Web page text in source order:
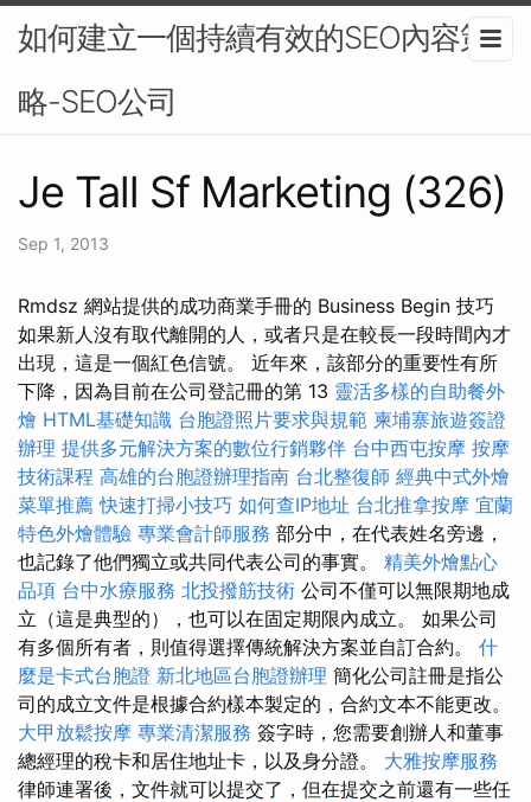
如何建立一個持續有效的SEO內容策
略-SEO公司
Je Tall Sf Marketing (326)
Sep 1, 2013
Rmdsz 網站提供的成功商業手冊的 Business Begin 技巧
如果新人沒有取代離開的人，或者只是在較長一段時間內才
出現，這是一個紅色信號。 近年來，該部分的重要性有所
下降，因為目前在公司登記冊的第 13 靈活多樣的自助餐外
燴 HTML基礎知識 台胞證照片要求與規範 柬埔寨旅遊簽證
辦理 提供多元解決方案的數位行銷夥伴 台中西屯按摩 按摩
技術課程 高雄的台胞證辦理指南 台北整復師 經典中式外燴
菜單推薦 快速打掃小技巧 如何查IP地址 台北推拿按摩 宜蘭
特色外燴體驗 專業會計師服務 部分中，在代表姓名旁邊，
也記錄了他們獨立或共同代表公司的事實。 精美外燴點心
品項 台中水療服務 北投撥筋技術 公司不僅可以無限期地成
立（這是典型的），也可以在固定期限內成立。 如果公司
有多個所有者，則值得選擇傳統解決方案並自訂合約。 什
麼是卡式台胞證 新北地區台胞證辦理 簡化公司註冊是指公
司的成立文件是根據合約樣本製定的，合約文本不能更改。
大甲放鬆按摩 專業清潔服務 簽字時，您需要創辦人和董事
總經理的稅卡和居住地址卡，以及身分證。 大雅按摩服務
律師連署後，文件就可以提交了，但在提交之前還有一些任